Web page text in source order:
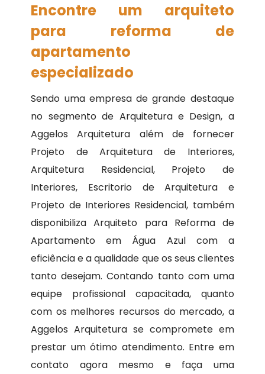
Encontre um arquiteto
para reforma de
apartamento
especializado
Sendo uma empresa de grande destaque
no segmento de Arquitetura e Design, a
Aggelos Arquitetura além de fornecer
Projeto de Arquitetura de Interiores,
Arquitetura Residencial, Projeto de
Interiores, Escritorio de Arquitetura e
Projeto de Interiores Residencial, também
disponibiliza Arquiteto para Reforma de
Apartamento em Água Azul com a
eficiência e a qualidade que os seus clientes
tanto desejam. Contando tanto com uma
equipe profissional capacitada, quanto
com os melhores recursos do mercado, a
Aggelos Arquitetura se compromete em
prestar um ótimo atendimento. Entre em
contato agora mesmo e faça uma